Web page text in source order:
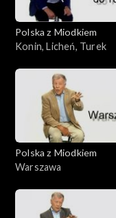
Polska z Miodkiem
Konin, Licheń, Turek
Polska z Miodkiem
Warszawa